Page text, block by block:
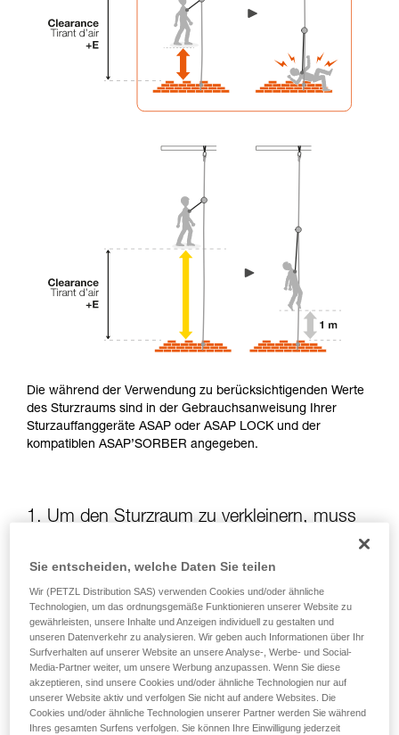
noch andere Techniken, die hier nicht
beschrieben werden.
Die während der Verwendung zu berücksichtigenden Werte
des Sturzraums sind in der Gebrauchsanweisung Ihrer
Sturzauffanggeräte ASAP oder ASAP LOCK und der
kompatiblen ASAP’SORBER angegeben.
1. Um den Sturzraum zu verkleinern, muss
Die Position des ASAP oder des ASAP LOCK in Bezug auf
die anwendende Person beeinflusst die Sturzhöhe und somit
die Aufreißlänge des Falldämpfers: Beide Elemente
vergrößern den Sturzraum.
Halten Sie das ASAP oder ASAP LOCK soweit wie möglich
oberhalb des Befestigungspunkts Ihres Gurts
Sie entscheiden, welche Daten Sie teilen
Wir (PETZL Distribution SAS) verwenden Cookies und/oder ähnliche
Technologien, um das ordnungsgemäße Funktionieren unserer Website zu
gewährleisten, unsere Inhalte und Anzeigen individuell zu gestalten und
unseren Datenverkehr zu analysieren. Wir geben auch Informationen über Ihr
Surfverhalten auf unserer Website an unsere Analyse-, Werbe- und Social-
Media-Partner weiter, um unsere Werbung anzupassen. Wenn Sie diese
akzeptieren, sind unsere Cookies und/oder ähnliche Technologien nur auf
unserer Website aktiv und verfolgen Sie nicht auf andere Websites. Die
Cookies und/oder ähnliche Technologien unserer Partner werden Sie während
Ihres gesamten Surfens verfolgen. Sie können Ihre Einwilligung jederzeit